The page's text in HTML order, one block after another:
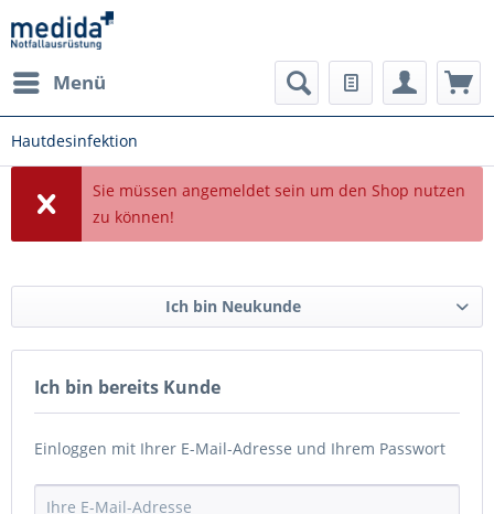
Menü
Hautdesinfektion
Sie müssen angemeldet sein um den Shop nutzen
zu können!
Ich bin Neukunde
Ich bin bereits Kunde
Einloggen mit Ihrer E-Mail-Adresse und Ihrem Passwort